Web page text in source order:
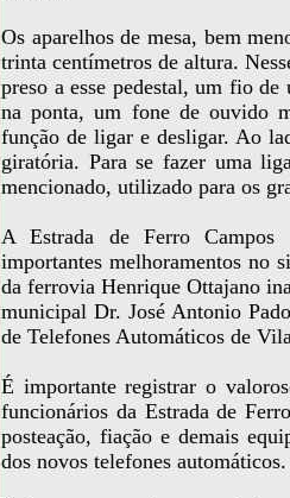
Os aparelhos de mesa, bem
trinta centímetros de altura.
preso a esse pedestal, um fio
na ponta, um fone de ouvido
função de ligar e desligar. Ao
giratória. Para se fazer uma
mencionado, utilizado para os
A Estrada de Ferro
importantes melhoramentos no
da ferrovia Henrique Ottajano
municipal Dr. José Antonio
de Telefones Automáticos de
É importante registrar o
funcionários da Estrada de
posteação, fiação e demais
dos novos telefones automáticos.